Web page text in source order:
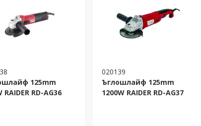
125mm
RAIDER RD-AG36
020139
Ъглошлайф 125mm
1200W RAIDER RD-AG37